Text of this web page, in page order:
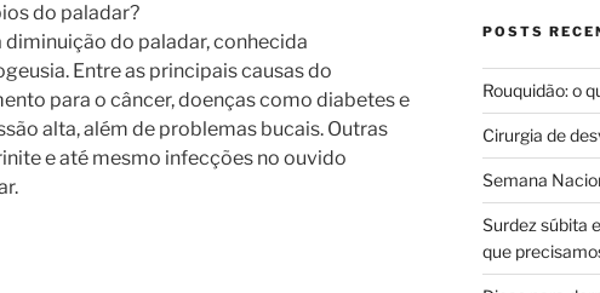
do paladar?
diminuição do paladar, conhecida
Entre as principais causas do
para o câncer, doenças como diabetes e
alta, além de problemas bucais. Outras
e até mesmo infecções no ouvido
POSTS
Rouquidão: o
Cirurgia de
Semana
Surdez súbita
que